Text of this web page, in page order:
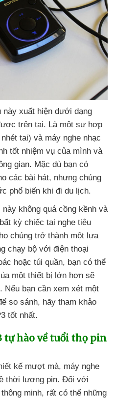
xuất hiện dưới dạng
trên tai. Là một sự hợp
nhét tai) và máy nghe nhạc
tốt nhiệm vụ của mình và
gian. Mặc dù bạn có
các bài hát, nhưng chúng
phổ biến khi đi du lịch.
này không quá cồng kềnh và
kỳ chiếc tai nghe tiêu
chúng trở thành một lựa
chạy bộ với điện thoại
hoặc túi quần, bạn có thể
một thiết bị lớn hơn sẽ
. Nếu bạn cần xem xét một
so sánh, hãy tham khảo
tốt nhất.
tự hào về tuổi thọ pin
kế mượt mà, máy nghe
thời lượng pin. Đối với
minh, rất có thể những